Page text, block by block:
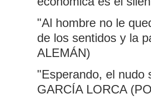
"Al hombre no le
de los sentidos y la
ALEMÁN)
"Esperando, el nudo
GARCÍA LORCA